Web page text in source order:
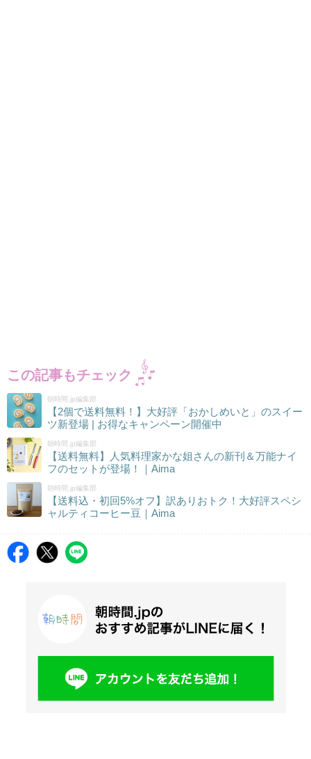
この記事もチェック
朝時間.jp編集部
【2個で送料無料！】大好評「おかしめいと」のスイー
ツ新登場 | お得なキャンペーン開催中
朝時間.jp編集部
【送料無料】人気料理家かな姐さんの新刊＆万能ナイ
フのセットが登場！｜Aima
朝時間.jp編集部
【送料込・初回5%オフ】訳ありおトク！大好評スペシ
ャルティコーヒー豆｜Aima